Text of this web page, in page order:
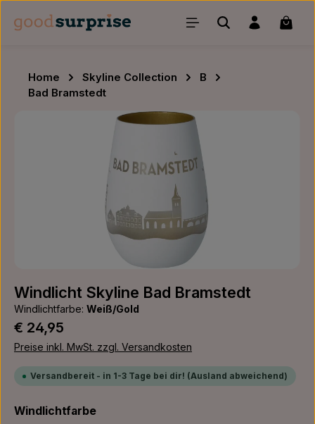
Zum Hauptinhalt springen
Home Skyline Collection
B
Bad Bramstedt
Bildergalerie überspringen
Windlicht Skyline Bad Bramstedt
Windlichtfarbe: Weiß/Gold
Regulärer Preis:
€ 24,95
Preise inkl. MwSt. zzgl. Versandkosten
Versandbereit - in 1-3 Tage bei dir! (Ausland abweichend)
Windlichtfarbeauswählen